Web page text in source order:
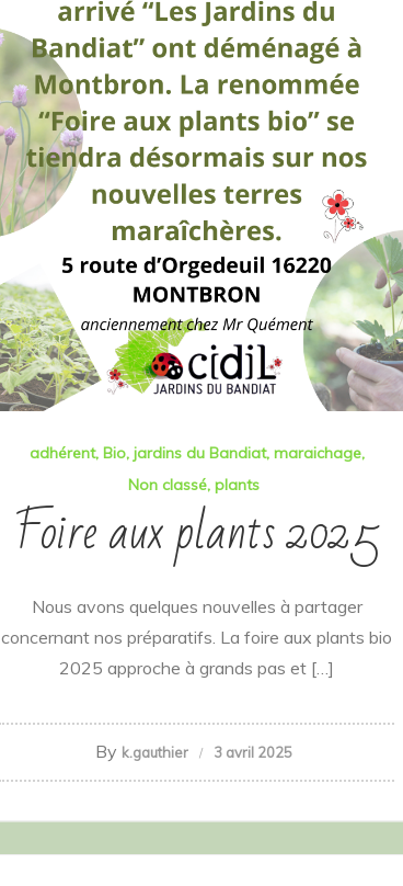
adhérent Bio jardins du Bandiat maraichage
Non classé plants
Foire aux plants 2025
Nous avons quelques nouvelles à partager
concernant nos préparatifs. La foire aux plants bio
2025 approche à grands pas et […]
By k.gauthier 3 avril 2025